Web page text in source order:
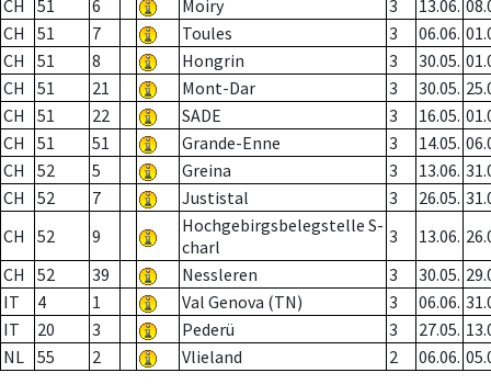
CH 51 6 Moiry 3 13.06.
CH
51 7 Toules 3 06.06.
CH
51 8 Hongrin 3 30.05.
CH
51 21 Mont-Dar 3 30.05.
CH
51 22 SADE 3 16.05.
CH
51 51 Grande-Enne 3 14.05.
CH
52 5 Greina 3 13.06.
CH
52 7 Justistal 3 26.05.
CH
52 9
Hochgebirgsbelegstelle S-
charl
3 13.06.
CH
52 39 Nessleren 3 30.05.
IT
4 1 Val Genova (TN) 3 06.06.
IT
20 3 Pederü 3 27.05.
NL 55 2 Vlieland 2 06.06.